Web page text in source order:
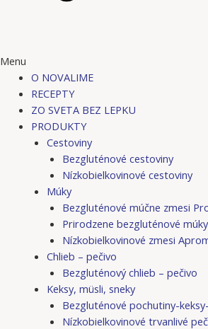
Menu
O NOVALIME
RECEPTY
ZO SVETA BEZ LEPKU
PRODUKTY
Cestoviny
Bezgluténové cestoviny
Nízkobielkovinové cestoviny
Múky
Bezgluténové múčne zmesi
Prirodzene bezgluténové múky
Nízkobielkovinové zmesi
Chlieb – pečivo
Bezgluténový chlieb – pečivo
Keksy, müsli, sneky
Bezgluténové pochutiny-
Nízkobielkovinové trvanlivé